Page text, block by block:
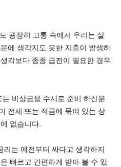
굉장히 고통 속에서 우리는 살
에 생각지도 못한 지출이 발생하
각보다 종종 급전이 필요한 경우
비상금을 수시로 준비 하신분
전세 또는 적금에 묶여 있는 상
없습니다.
리는 예전부터 싸다고 생각하지
빠르고 간편하게 받아 볼 수 있